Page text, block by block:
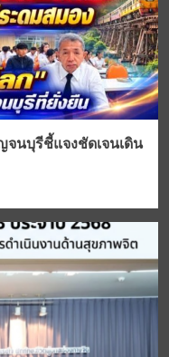
นบุรีชี้แจงชัดเจนเดิน